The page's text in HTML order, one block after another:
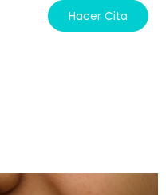
Hacer Cita